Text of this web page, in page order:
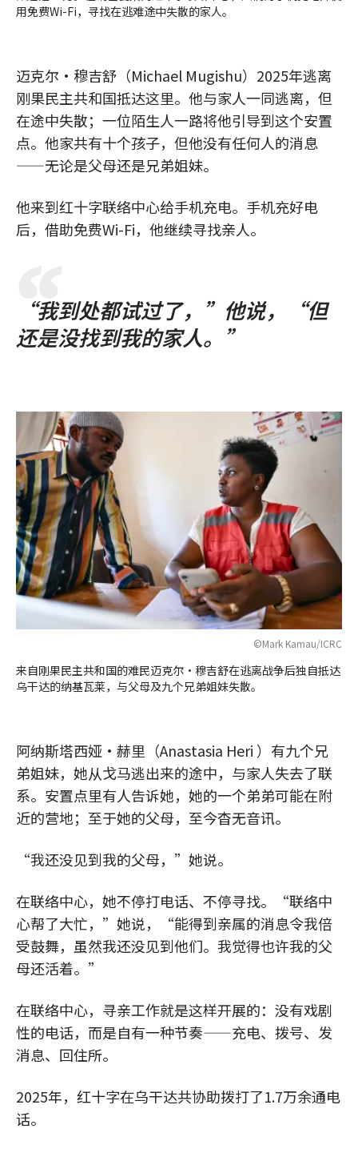
用免费Wi-Fi，寻找在逃难途中失散的家人。
迈克尔·穆吉舒（Michael Mugishu）2025年逃离
刚果民主共和国抵达这里。他与家人一同逃离，但
在途中失散；一位陌生人一路将他引导到这个安置
点。他家共有十个孩子，但他没有任何人的消息
——无论是父母还是兄弟姐妹。
他来到红十字联络中心给手机充电。手机充好电
后，借助免费Wi-Fi，他继续寻找亲人。
“我到处都试过了，”他说，“但
还是没找到我的家人。”
©Mark Kamau/ICRC
来自刚果民主共和国的难民迈克尔·穆吉舒在逃离战争后独自抵达
乌干达的纳基瓦莱，与父母及九个兄弟姐妹失散。
阿纳斯塔西娅·赫里（Anastasia Heri ）有九个兄
弟姐妹，她从戈马逃出来的途中，与家人失去了联
系。安置点里有人告诉她，她的一个弟弟可能在附
近的营地；至于她的父母，至今杳无音讯。
“我还没见到我的父母，”她说。
在联络中心，她不停打电话、不停寻找。“联络中
心帮了大忙，”她说，“能得到亲属的消息令我倍
受鼓舞，虽然我还没见到他们。我觉得也许我的父
母还活着。”
在联络中心，寻亲工作就是这样开展的：没有戏剧
性的电话，而是自有一种节奏——充电、拨号、发
消息、回住所。
2025年，红十字在乌干达共协助拨打了1.7万余通电
话。